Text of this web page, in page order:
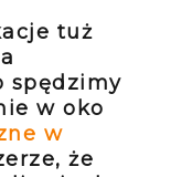
tuż
spędzimy
w oko
w
że